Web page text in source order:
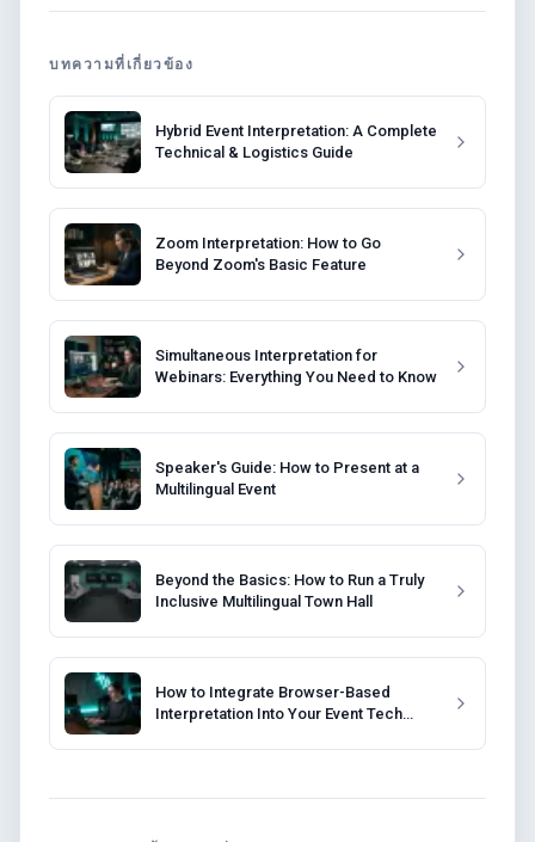
บทความที่เกี่ยวข้อง
Hybrid Event Interpretation: A Complete
Technical & Logistics Guide
Zoom Interpretation: How to Go
Beyond Zoom's Basic Feature
Simultaneous Interpretation for
Webinars: Everything You Need to Know
Speaker's Guide: How to Present at a
Multilingual Event
Beyond the Basics: How to Run a Truly
Inclusive Multilingual Town Hall
How to Integrate Browser-Based
Interpretation Into Your Event Tech